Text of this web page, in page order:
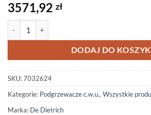
3571,92 zł
DODAJ DO
SKU:7032624
Kategorie: Podgrzewacze c.w.u.,Wszystkie
Marka: De Dietrich